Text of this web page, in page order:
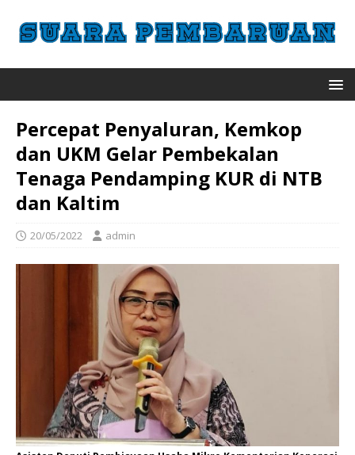
Percepat Penyaluran, Kemkop
dan UKM Gelar Pembekalan
Tenaga Pendamping KUR di NTB
dan Kaltim
20/05/2022 admin